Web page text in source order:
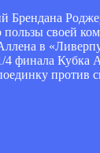
пользы своей
в
финала
против